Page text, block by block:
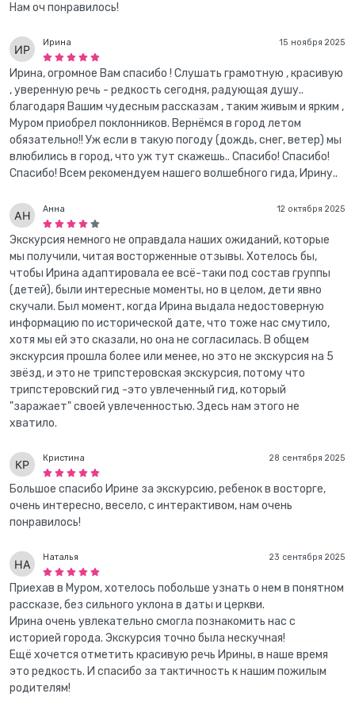
Нам оч понравилось!
15 ноября 2025
Ирина
Ирина, огромное Вам спасибо ! Слушать грамотную , красивую
, уверенную речь - редкость сегодня, радующая душу..
благодаря Вашим чудесным рассказам , таким живым и ярким ,
Муром приобрел поклонников. Вернёмся в город летом
обязательно!! Уж если в такую погоду (дождь, снег, ветер) мы
влюбились в город, что уж тут скажешь.. Спасибо! Спасибо!
Спасибо! Всем рекомендуем нашего волшебного гида, Ирину..
12 октября 2025
Анна
Экскурсия немного не оправдала наших ожиданий, которые
мы получили, читая восторженные отзывы. Хотелось бы,
чтобы Ирина адаптировала ее всё-таки под состав группы
(детей), были интересные моменты, но в целом, дети явно
скучали. Был момент, когда Ирина выдала недостоверную
информацию по исторической дате, что тоже нас смутило,
хотя мы ей это сказали, но она не согласилась. В общем
экскурсия прошла более или менее, но это не экскурсия на 5
звёзд, и это не трипстеровская экскурсия, потому что
трипстеровский гид -это увлеченный гид, который
"заражает" своей увлеченностью. Здесь нам этого не
хватило.
28 сентября 2025
Кристина
Большое спасибо Ирине за экскурсию, ребенок в восторге,
очень интересно, весело, с интерактивом, нам очень
понравилось!
23 сентября 2025
Наталья
Приехав в Муром, хотелось побольше узнать о нем в понятном
рассказе, без сильного уклона в даты и церкви.
Ирина очень увлекательно смогла познакомить нас с
историей города. Экскурсия точно была нескучная!
Ещё хочется отметить красивую речь Ирины, в наше время
это редкость. И спасибо за тактичность к нашим пожилым
родителям!